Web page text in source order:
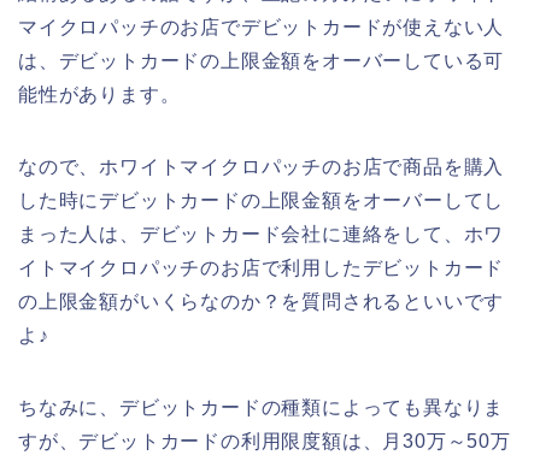
マイクロパッチのお店でデビットカードが使えない人
は、デビットカードの上限金額をオーバーしている可
能性があります。
なので、ホワイトマイクロパッチのお店で商品を購入
した時にデビットカードの上限金額をオーバーしてし
まった人は、デビットカード会社に連絡をして、ホワ
イトマイクロパッチのお店で利用したデビットカード
の上限金額がいくらなのか？を質問されるといいです
よ♪
ちなみに、デビットカードの種類によっても異なりま
すが、デビットカードの利用限度額は、月30万～50万